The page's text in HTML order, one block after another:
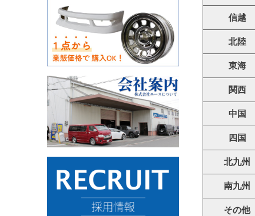
信越
北陸
東海
関西
中国
四国
北九州
南九州
その他